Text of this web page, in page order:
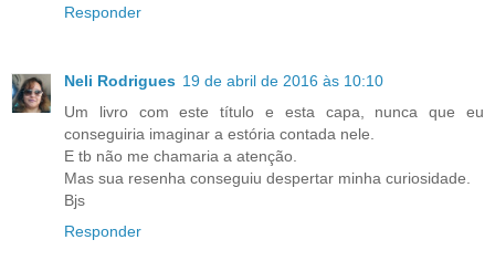
Responder
Neli Rodrigues 19 de abril de 2016 às 10:10
Um livro com este título e esta capa, nunca que eu
conseguiria imaginar a estória contada nele.
E tb não me chamaria a atenção.
Mas sua resenha conseguiu despertar minha curiosidade.
Bjs
Responder